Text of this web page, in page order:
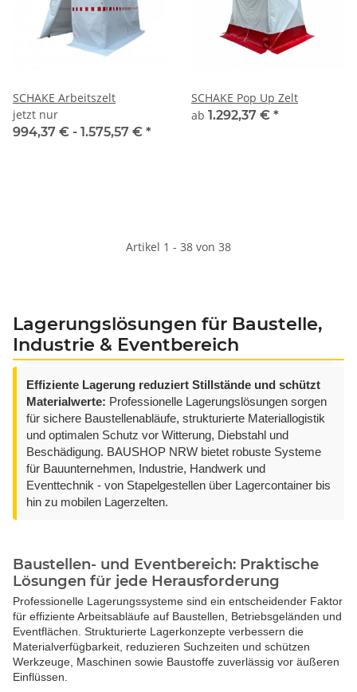
Lagerungslösungen für Baustelle,
Industrie & Eventbereich
Effiziente Lagerung reduziert Stillstände und schützt
Materialwerte: Professionelle Lagerungslösungen sorgen
für sichere Baustellenabläufe, strukturierte Materiallogistik
und optimalen Schutz vor Witterung, Diebstahl und
Beschädigung. BAUSHOP NRW bietet robuste Systeme
für Bauunternehmen, Industrie, Handwerk und
Eventtechnik - von Stapelgestellen über Lagercontainer bis
hin zu mobilen Lagerzelten.
Baustellen- und Eventbereich: Praktische
Lösungen für jede Herausforderung
Professionelle Lagerungssysteme sind ein entscheidender Faktor
für effiziente Arbeitsabläufe auf Baustellen, Betriebsgeländen und
Eventflächen. Strukturierte Lagerkonzepte verbessern die
Materialverfügbarkeit, reduzieren Suchzeiten und schützen
Werkzeuge, Maschinen sowie Baustoffe zuverlässig vor äußeren
Einflüssen.
SCHAKE Arbeitszelt
jetzt nur
994,37 € - 1.575,57 € *
SCHAKE Pop Up Zelt
ab 1.292,37 € *
Artikel 1 - 38 von 38